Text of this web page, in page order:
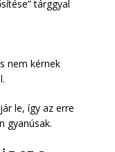
tárggyal
nem kérnek
le, így az erre
gyanúsak.